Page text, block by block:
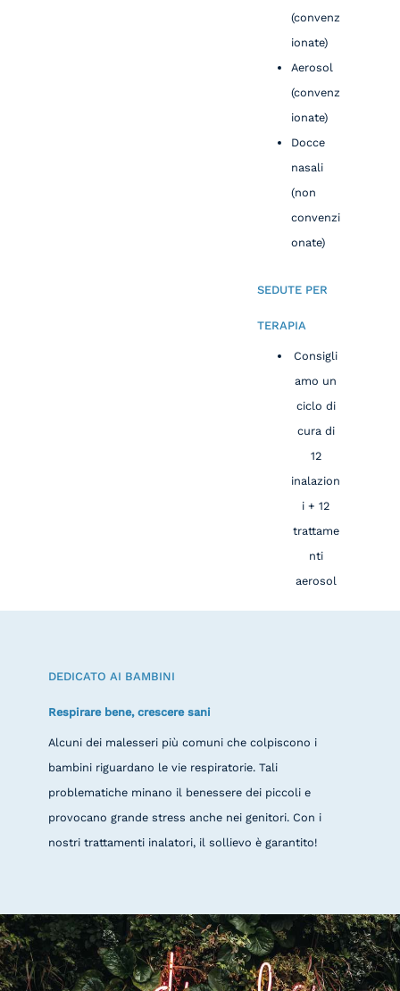
(convenz
ionate)
Aerosol
(convenz
ionate)
Docce
nasali
(non
convenzi
onate)
SEDUTE PER
TERAPIA
Consigli
amo un
ciclo di
cura di
12
inalazion
i + 12
trattame
nti
aerosol
DEDICATO AI BAMBINI
Respirare bene, crescere sani
Alcuni dei malesseri più comuni che colpiscono i
bambini riguardano le vie respiratorie. Tali
problematiche minano il benessere dei piccoli e
provocano grande stress anche nei genitori. Con i
nostri trattamenti inalatori, il sollievo è garantito!